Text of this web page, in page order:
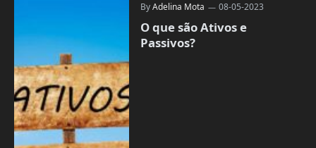
ByAdelina Mota 08-05-2023
O que são Ativos e
Passivos?